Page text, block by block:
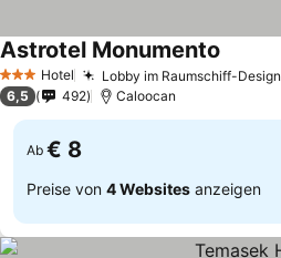
3 SterneHotel Lobby im Raumschiff-Design
Astrotel Monumento
6,5 492 Caloocan
Ab € 8
Preise von 4 Websites anzeigen